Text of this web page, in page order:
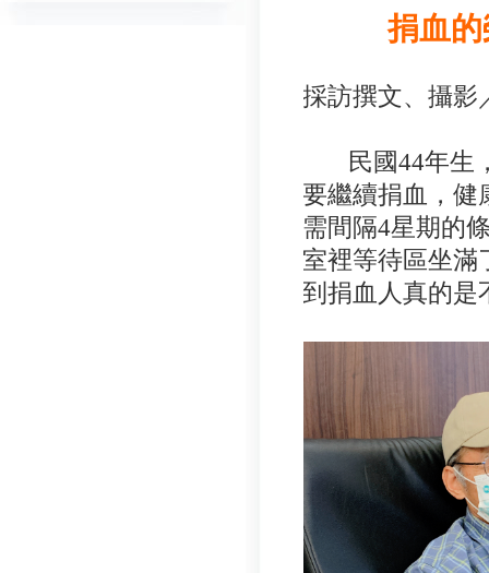
捐血
採訪撰文、攝影
民國44年生，
要繼續捐血，健
需間隔4星期的
室裡等待區坐滿
到捐血人真的是